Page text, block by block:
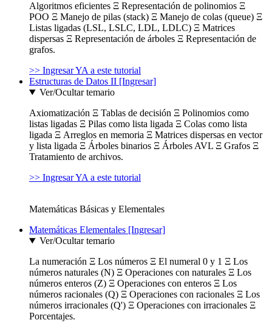
Algoritmos eficientes Ξ Representación de polinomios Ξ
POO Ξ Manejo de pilas (stack) Ξ Manejo de colas (queue) Ξ
Listas ligadas (LSL, LSLC, LDL, LDLC) Ξ Matrices
dispersas Ξ Representación de árboles Ξ Representación de
grafos.
>> Ingresar YA a este tutorial
Estructuras de Datos II [Ingresar]
Ver/Ocultar temario
Axiomatización Ξ Tablas de decisión Ξ Polinomios como
listas ligadas Ξ Pilas como lista ligada Ξ Colas como lista
ligada Ξ Arreglos en memoria Ξ Matrices dispersas en vector
y lista ligada Ξ Árboles binarios Ξ Árboles AVL Ξ Grafos Ξ
Tratamiento de archivos.
>> Ingresar YA a este tutorial
Matemáticas Básicas y Elementales
Matemáticas Elementales [Ingresar]
Ver/Ocultar temario
La numeración Ξ Los números Ξ El numeral 0 y 1 Ξ Los
números naturales (N) Ξ Operaciones con naturales Ξ Los
números enteros (Z) Ξ Operaciones con enteros Ξ Los
números racionales (Q) Ξ Operaciones con racionales Ξ Los
números irracionales (Q') Ξ Operaciones con irracionales Ξ
Porcentajes.